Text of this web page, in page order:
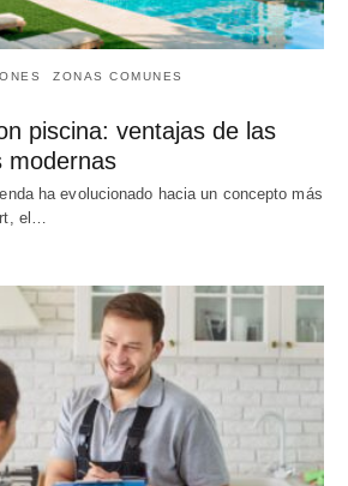
ZONAS COMUNES
piscina: ventajas de las
modernas
ha evolucionado hacia un concepto más
el…